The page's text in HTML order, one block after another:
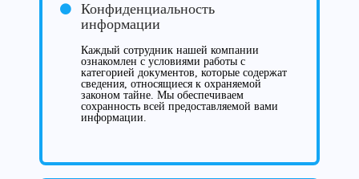
Конфиденциальность
информации
Каждый сотрудник нашей компании
ознакомлен с условиями работы с
категорией документов, которые содержат
сведения, относящиеся к охраняемой
законом тайне. Мы обеспечиваем
сохранность всей предоставляемой вами
информации.